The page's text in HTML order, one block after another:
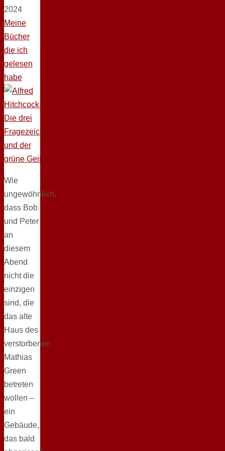
2024
Meine
Bücher
die ich
gelesen
habe
Wie
ungewöhnlich,
dass Bob
und Peter
an
diesem
Abend
nicht die
einzigen
sind, die
das alte
Haus des
verstorbenen
Mathias
Green
betreten
wollen –
ein
Gebäude,
das bald